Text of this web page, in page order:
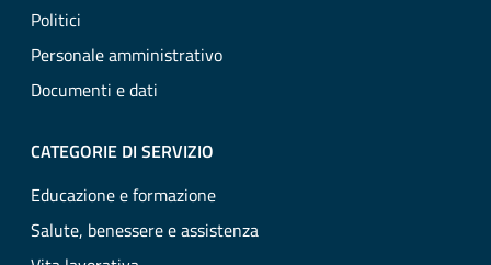
Politici
Personale amministrativo
Documenti e dati
CATEGORIE DI SERVIZIO
Educazione e formazione
Salute, benessere e assistenza